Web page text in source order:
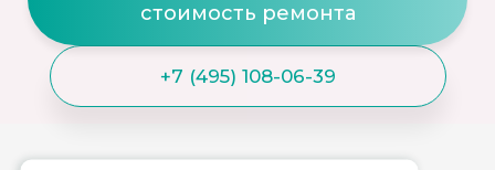
стоимость ремонта
+7 (495) 108-06-39